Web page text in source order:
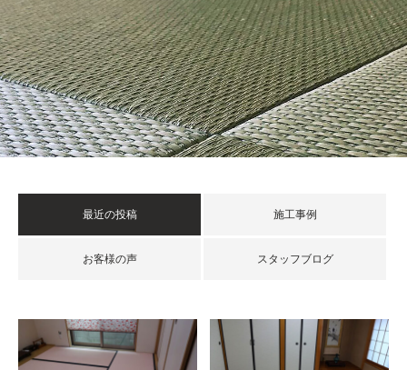
最近の投稿 施工事例
お客様の声 スタッフブログ